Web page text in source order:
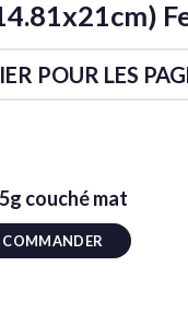
POUR LES
couché mat
COMMANDER